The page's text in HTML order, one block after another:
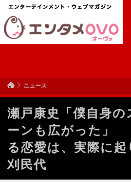
ニュース
瀬戸康史「僕自身
ーンも広がった」
る恋愛は、実際に
刈民代